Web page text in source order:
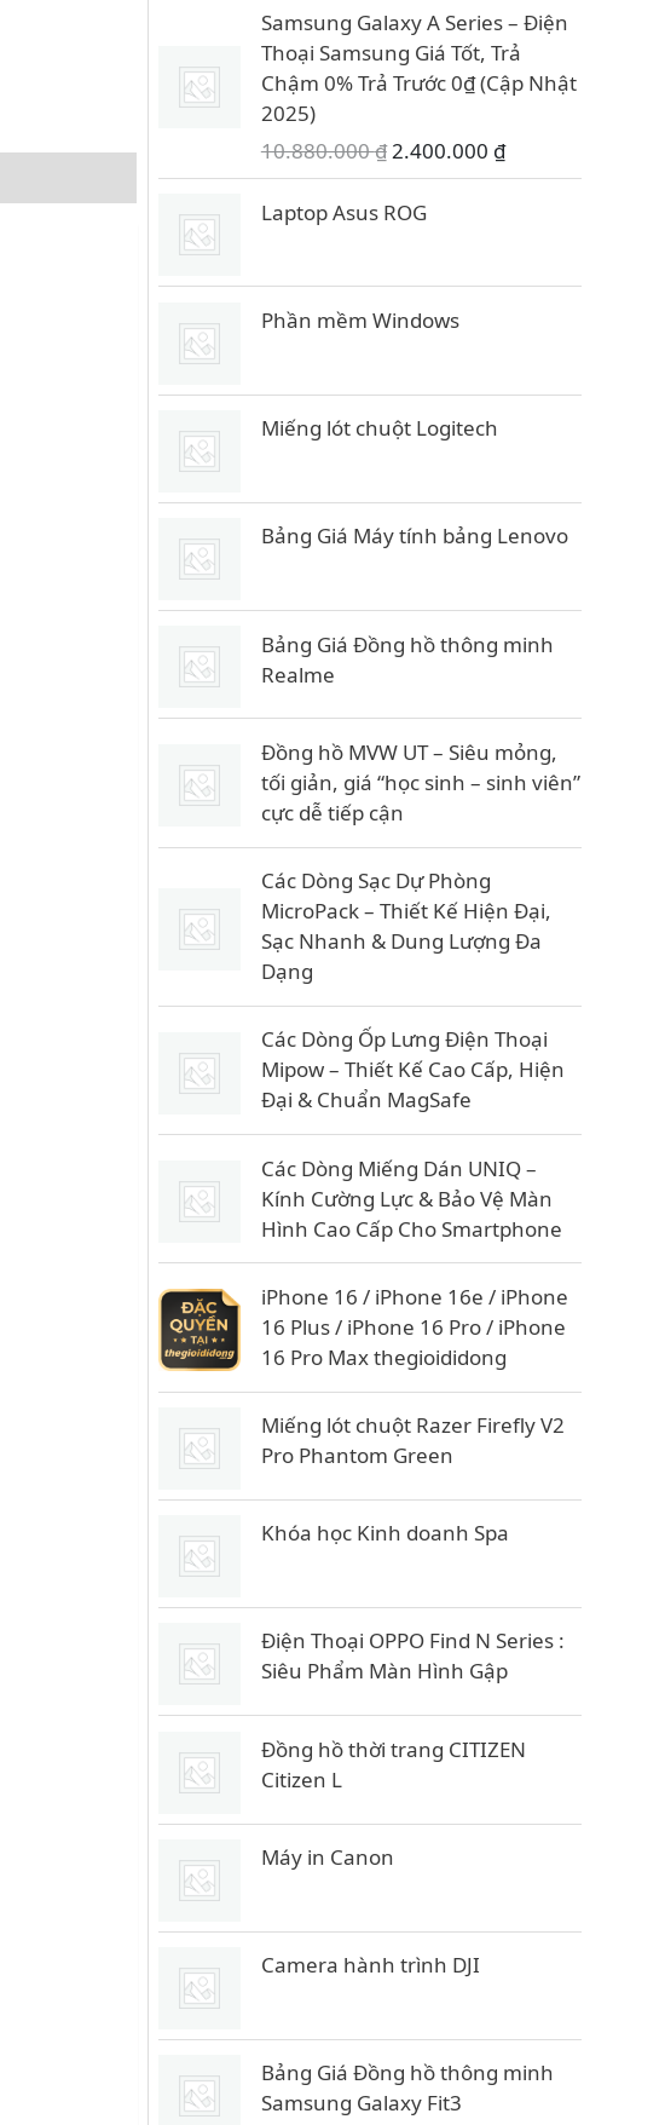
Samsung Galaxy A Series – Điện
Thoại Samsung Giá Tốt, Trả
Chậm 0% Trả Trước 0₫ (Cập Nhật
2025)
10.880.000₫ G
i
á
l
:
1
8
8
.
0
₫
.
2.400.000 ₫G
i
ạ
:
2
4
0
0
0
₫
Laptop Asus ROG
Phần mềm Windows
Miếng lót chuột Logitech
Bảng Giá Máy tính bảng Lenovo
Bảng Giá Đồng hồ thông minh
Realme
Đồng hồ MVW UT – Siêu mỏng,
tối giản, giá “học sinh – sinh viên”
cực dễ tiếp cận
Các Dòng Sạc Dự Phòng
MicroPack – Thiết Kế Hiện Đại,
Sạc Nhanh & Dung Lượng Đa
Dạng
Các Dòng Ốp Lưng Điện Thoại
Mipow – Thiết Kế Cao Cấp, Hiện
Đại & Chuẩn MagSafe
Các Dòng Miếng Dán UNIQ –
Kính Cường Lực & Bảo Vệ Màn
Hình Cao Cấp Cho Smartphone
iPhone 16 / iPhone 16e / iPhone
16 Plus / iPhone 16 Pro / iPhone
16 Pro Max thegioididong
Miếng lót chuột Razer Firefly V2
Pro Phantom Green
Khóa học Kinh doanh Spa
Điện Thoại OPPO Find N Series :
Siêu Phẩm Màn Hình Gập
Đồng hồ thời trang CITIZEN
Citizen L
Máy in Canon
Camera hành trình DJI
Bảng Giá Đồng hồ thông minh
Samsung Galaxy Fit3